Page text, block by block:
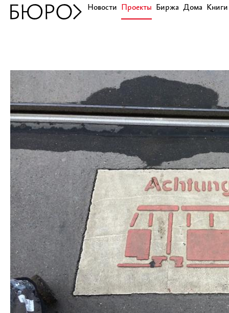
Новости Проекты Биржа Дома Книги